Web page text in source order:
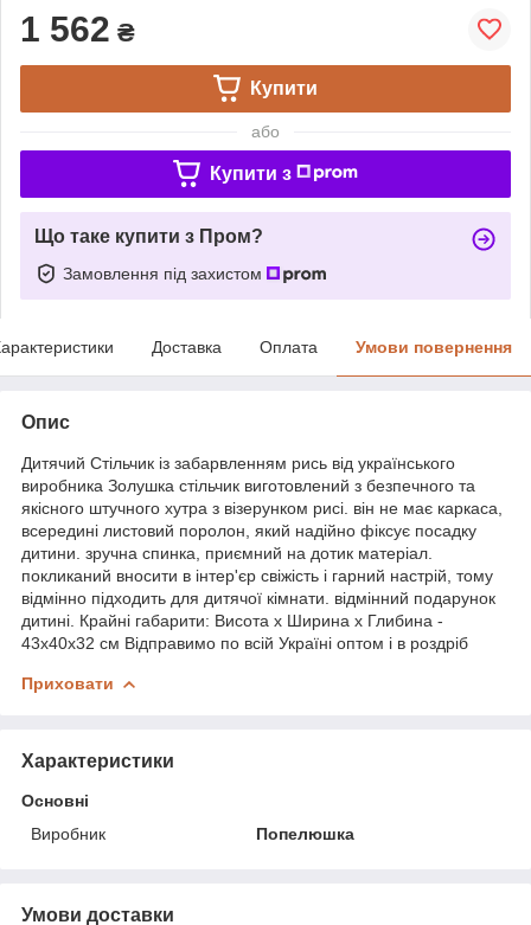
1 562 ₴
Купити
або
Купити з
Що таке купити з Пром?
Замовлення під захистом
Доставка Оплата Умови повернення
Опис
Дитячий Стільчик із забарвленням рись від українського
виробника Золушка стільчик виготовлений з безпечного та
якісного штучного хутра з візерунком рисі. він не має каркаса,
всередині листовий поролон, який надійно фіксує посадку
дитини. зручна спинка, приємний на дотик матеріал.
покликаний вносити в інтер'єр свіжість і гарний настрій, тому
відмінно підходить для дитячої кімнати. відмінний подарунок
дитині. Крайні габарити: Висота х Ширина х Глибина -
43х40х32 см Відправимо по всій Україні оптом і в роздріб
Приховати
Характеристики
Основні
Виробник
Попелюшка
Умови доставки